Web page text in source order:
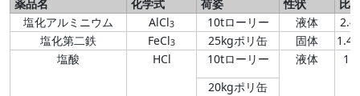
薬品名 化学式 荷姿 性状
比
塩化アルミニウム
AlCl3 10tローリー 液体
塩化第二鉄
FeCl3 25kgポリ缶 固体
塩酸
HCl 10tローリー 液体
1.2
20kgポリ缶